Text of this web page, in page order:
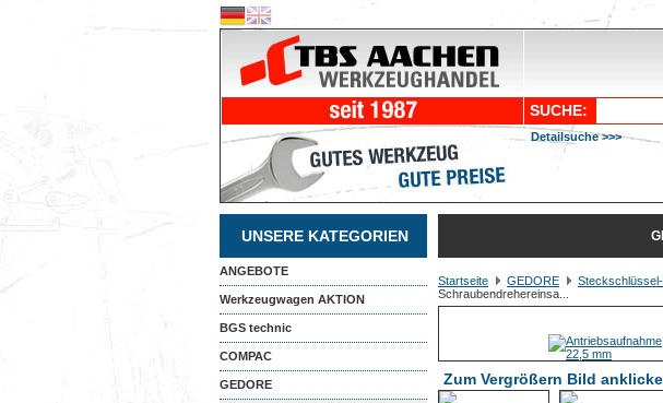
SUCHE:
Detailsuche >>>
UNSERE KATEGORIEN
ANGEBOTE
Werkzeugwagen AKTION
BGS technic
COMPAC
GEDORE
Startseite GEDORE
Schraubendrehereinsa...
Zum Vergrößern Bild